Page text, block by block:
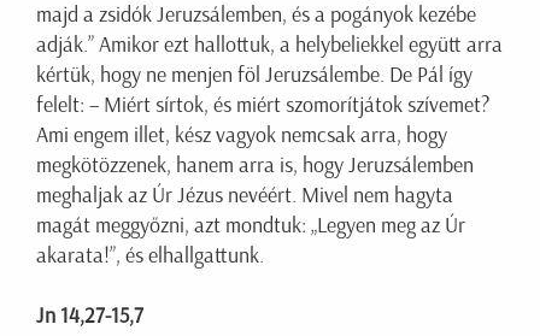
majd a zsidók Jeruzsálemben, és a pogányok kezébe
adják.” Amikor ezt hallottuk, a helybeliekkel együtt arra
kértük, hogy ne menjen föl Jeruzsálembe. De Pál így
felelt: – Miért sírtok, és miért szomorítjátok szívemet?
Ami engem illet, kész vagyok nemcsak arra, hogy
megkötözzenek, hanem arra is, hogy Jeruzsálemben
meghaljak az Úr Jézus nevéért. Mivel nem hagyta
magát meggyőzni, azt mondtuk: „Legyen meg az Úr
akarata!”, és elhallgattunk.
Jn 14,27-15,7